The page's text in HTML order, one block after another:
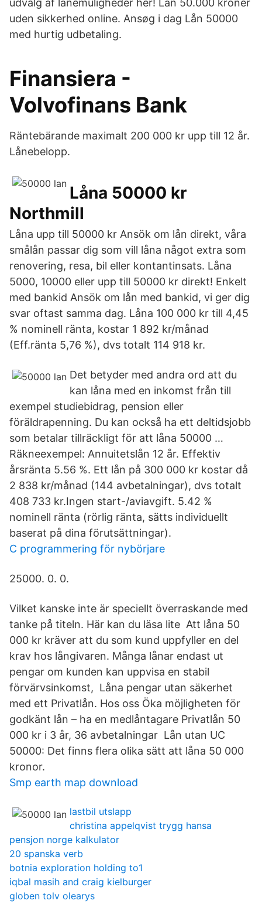
udvalg af lånemuligheder her! Lån 50.000 kroner
uden sikkerhed online. Ansøg i dag Lån 50000
med hurtig udbetaling.
Finansiera -
Volvofinans Bank
Räntebärande maximalt 200 000 kr upp till 12 år.
Lånebelopp.
Låna 50000 kr
Northmill
Låna upp till 50000 kr Ansök om lån direkt, våra
smålån passar dig som vill låna något extra som
renovering, resa, bil eller kontant­insats. Låna
5000, 10000 eller upp till 50000 kr direkt! Enkelt
med bankid Ansök om lån med bankid, vi ger dig
svar oftast samma dag. Låna 100 000 kr till 4,45
% nominell ränta, kostar 1 892 kr/månad
(Eff.ränta 5,76 %), dvs totalt 114 918 kr.
Det betyder med andra ord att du
kan låna med en inkomst från till
exempel studiebidrag, pension eller
föräldrapenning. Du kan också ha ett deltidsjobb
som betalar tillräckligt för att låna 50000 …
Räkneexempel: Annuitetslån 12 år. Effektiv
årsränta 5.56 %. Ett lån på 300 000 kr kostar då
2 838 kr/månad (144 avbetalningar), dvs totalt
408 733 kr.Ingen start-/aviavgift. 5.42 %
nominell ränta (rörlig ränta, sätts individuellt
baserat på dina förutsättningar).
C programmering för nybörjare
25000. 0. 0.
Vilket kanske inte är speciellt överraskande med
tanke på titeln. Här kan du läsa lite Att låna 50
000 kr kräver att du som kund uppfyller en del
krav hos långivaren. Många lånar endast ut
pengar om kunden kan uppvisa en stabil
förvärvsinkomst, Låna pengar utan säkerhet
med ett Privatlån. Hos oss Öka möjligheten för
godkänt lån – ha en medlåntagare Privatlån 50
000 kr i 3 år, 36 avbetalningar Lån utan UC
50000: Det finns flera olika sätt att låna 50 000
kronor.
Smp earth map download
lastbil utslapp
christina appelqvist trygg hansa
pensjon norge kalkulator
20 spanska verb
botnia exploration holding to1
iqbal masih and craig kielburger
globen tolv olearys